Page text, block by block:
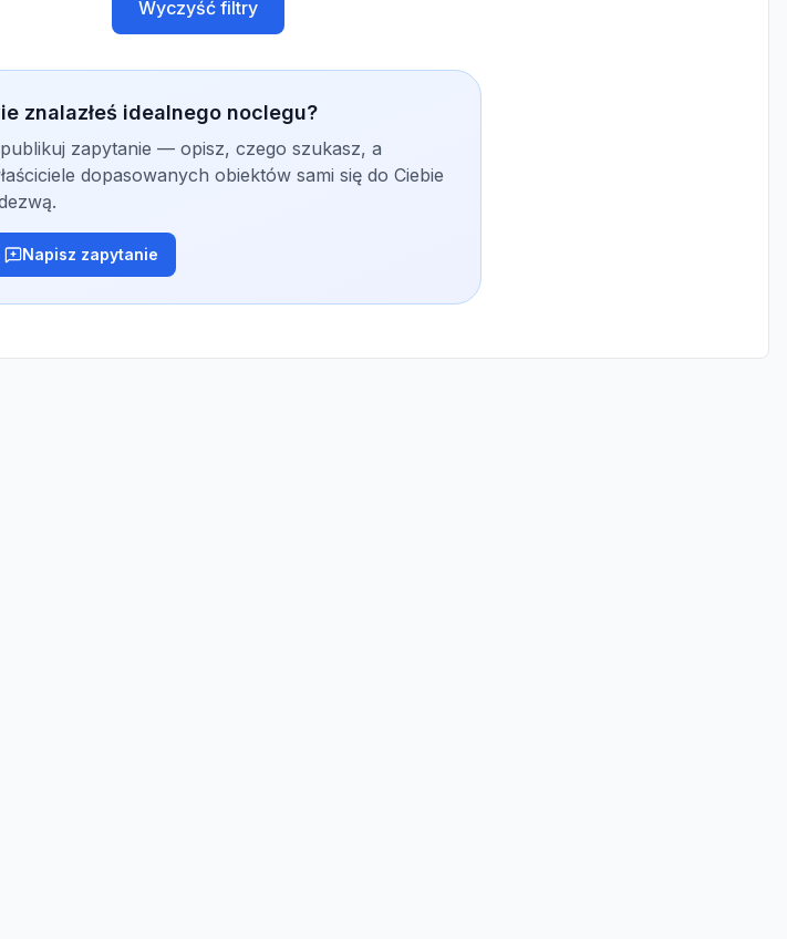
Wyczyść filtry
znalazłeś idealnego noclegu?
zapytanie — opisz, czego szukasz, a
dopasowanych obiektów sami się do Ciebie
Napisz zapytanie